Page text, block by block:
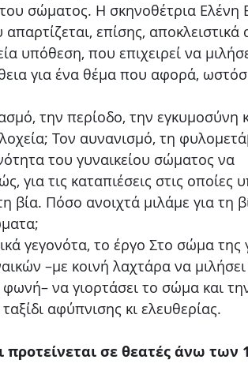
σώματος. Η σκηνοθέτρια Ελένη
επίσης,
υπόθεση, που επιχειρεί να
για ένα θέμα που αφορά,
την περίοδο, την εγκυμοσύνη
Τον αυνανισμό, τη
του γυναικείου σώματος να
για τις καταπιέσεις στις οποίες
βία. Πόσο ανοιχτά μιλάμε για τη
γεγονότα, το έργο Στο σώμα της
–με κοινή λαχτάρα να
φωνή– να γιορτάσει το σώμα και
αφύπνισης κι ελευθερίας.
σε θεατές άνω των